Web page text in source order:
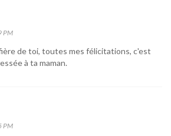
PM
de toi, toutes mes félicitations, c'est
à ta maman.
PM